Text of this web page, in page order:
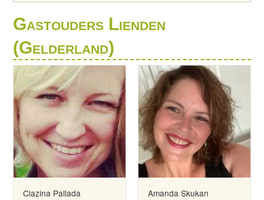
Gastouders Lienden
(Gelderland)
Clazina Pallada Amanda Skukan